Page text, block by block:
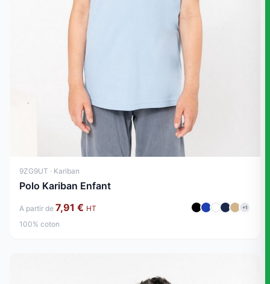
9ZG9UT · Kariban
Polo Kariban Enfant
A partir de 7,91 € HT +1
100% coton